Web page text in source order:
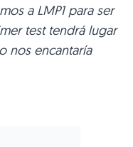
a LMP1 para ser
test tendrá lugar
nos encantaría